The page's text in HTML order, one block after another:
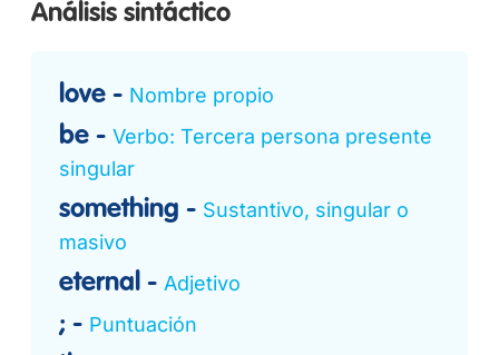
Análisis sintáctico
love Nombre propio
be
Verbo: Tercera persona presente
singular
something
Sustantivo, singular o
masivo
eternal Adjetivo
; Puntuación